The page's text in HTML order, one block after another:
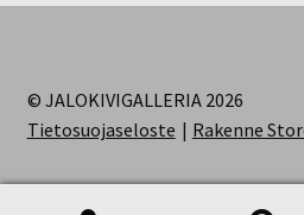
© JALOKIVIGALLERIA 2026
Tietosuojaseloste
Rakenne